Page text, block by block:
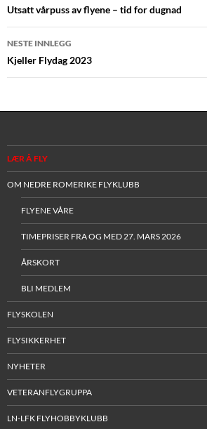
Utsatt vårpuss av flyene – tid for dugnad
NESTE INNLEGG
Kjeller Flydag 2023
LÆR Å FLY
OM NEDRE ROMERIKE FLYKLUBB
FLYENE VÅRE
TIMEPRISER FRA OG MED 27. MARS 2026
ÅRSKORT
BLI MEDLEM
FLYSKOLEN
FLYSIKKERHET
NYHETER
VETERANFLYGRUPPA
LN-LFK FLYHOBBYKLUBB